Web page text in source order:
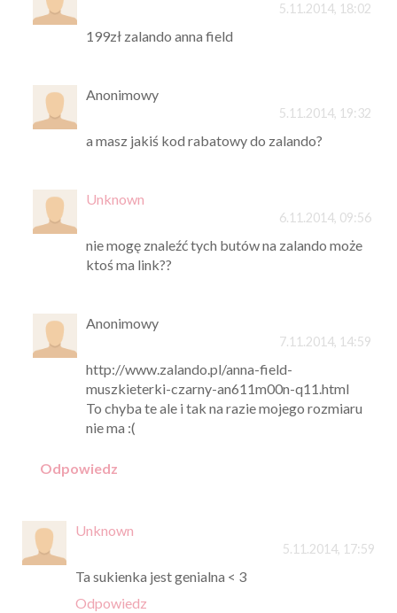
5.11.2014, 18:02
199zł zalando anna field
Anonimowy
5.11.2014, 19:32
a masz jakiś kod rabatowy do zalando?
Unknown
6.11.2014, 09:56
nie mogę znaleźć tych butów na zalando może
ktoś ma link??
Anonimowy
7.11.2014, 14:59
http://www.zalando.pl/anna-field-
muszkieterki-czarny-an611m00n-q11.html
To chyba te ale i tak na razie mojego rozmiaru
nie ma :(
Odpowiedz
Unknown
5.11.2014, 17:59
Ta sukienka jest genialna < 3
Odpowiedz